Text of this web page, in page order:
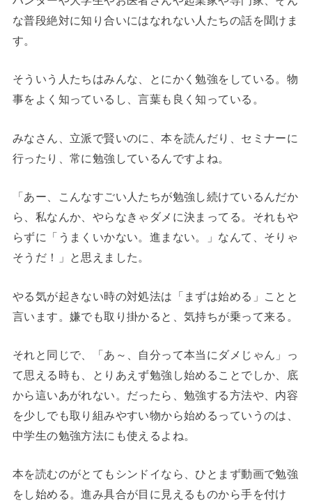
な普段絶対に知り合いにはなれない人たちの話を聞けま
す。
そういう人たちはみんな、とにかく勉強をしている。物
事をよく知っているし、言葉も良く知っている。
みなさん、立派で賢いのに、本を読んだり、セミナーに
行ったり、常に勉強しているんですよね。
「あー、こんなすごい人たちが勉強し続けているんだか
ら、私なんか、やらなきゃダメに決まってる。それもや
らずに「うまくいかない。進まない。」なんて、そりゃ
そうだ！」と思えました。
やる気が起きない時の対処法は「まずは始める」ことと
言います。嫌でも取り掛かると、気持ちが乗って来る。
それと同じで、「あ～、自分って本当にダメじゃん」っ
て思える時も、とりあえず勉強し始めることでしか、底
から這いあがれない。だったら、勉強する方法や、内容
を少しでも取り組みやすい物から始めるっていうのは、
中学生の勉強方法にも使えるよね。
本を読むのがとてもシンドイなら、ひとまず動画で勉強
をし始める。進み具合が目に見えるものから手を付け